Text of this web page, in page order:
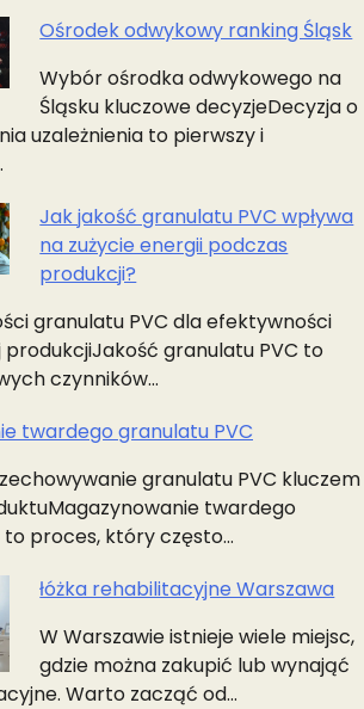
Ośrodek odwykowy ranking Śląsk
Wybór ośrodka odwykowego na
Śląsku kluczowe decyzjeDecyzja o
uzależnienia to pierwszy i
Jak jakość granulatu PVC wpływa
na zużycie energii podczas
produkcji?
granulatu PVC dla efektywności
granulatu PVC to
czynników…
twardego granulatu PVC
granulatu PVC kluczem
twardego
to proces, który często…
łóżka rehabilitacyjne Warszawa
W Warszawie istnieje wiele miejsc,
gdzie można zakupić lub wynająć
Warto zacząć od…